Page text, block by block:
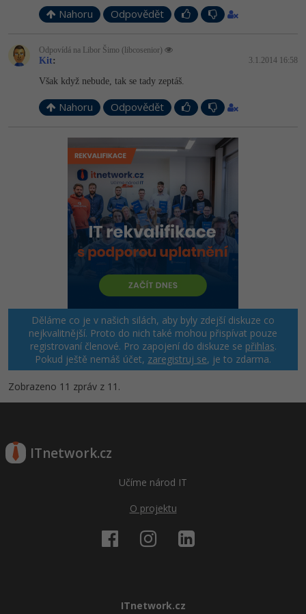
Nahoru Odpovědět
Odpovídá na Libor Šimo (libcosenior)
Kit: 3.1.2014 16:58
Však když nebude, tak se tady zeptáš.
Nahoru Odpovědět
Děláme co je v našich silách, aby byly zdejší diskuze co
nejkvalitnější. Proto do nich také mohou přispívat pouze
registrovaní členové. Pro zapojení do diskuze se přihlas.
Pokud ještě nemáš účet, zaregistruj se, je to zdarma.
Zobrazeno 11 zpráv z 11.
ITnetwork.cz
Učíme národ IT
O projektu
ITnetwork.cz